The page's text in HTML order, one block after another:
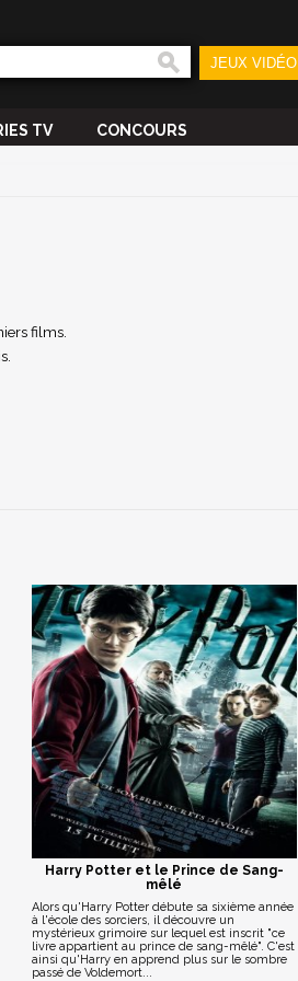
JEUX VIDÉO
TV CONCOURS
films.
Harry Potter et le Prince de Sang-
mêlé
Alors qu'Harry Potter débute sa sixième année
à l'école des sorciers, il découvre un
mystérieux grimoire sur lequel est inscrit "ce
livre appartient au prince de sang-mêlé". C'est
ainsi qu'Harry en apprend plus sur le sombre
passé de Voldemort...